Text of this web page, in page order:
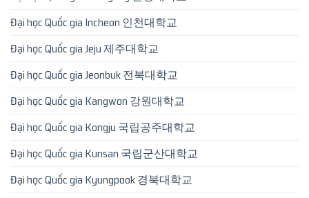
Đại học Quốc gia Incheon 인천대학교
Đại học Quốc gia Jeju 제주대학교
Đại học Quốc gia Jeonbuk 전북대학교
Đại học Quốc gia Kangwon 강원대학교
Đại học Quốc gia Kongju 국립공주대학교
Đại học Quốc gia Kunsan 국립군산대학교
Đại học Quốc gia Kyungpook 경북대학교